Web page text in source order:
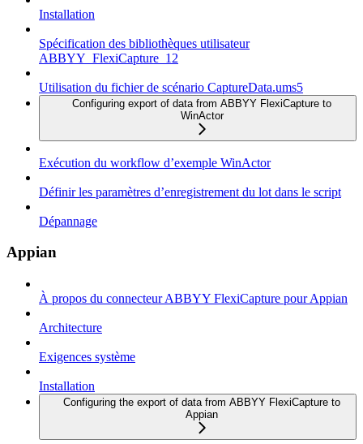
Installation
Spécification des bibliothèques utilisateur
ABBYY_FlexiCapture_12
Utilisation du fichier de scénario CaptureData.ums5
Configuring export of data from ABBYY FlexiCapture to
WinActor
Exécution du workflow d’exemple WinActor
Définir les paramètres d’enregistrement du lot dans le script
Dépannage
Appian
À propos du connecteur ABBYY FlexiCapture pour Appian
Architecture
Exigences système
Installation
Configuring the export of data from ABBYY FlexiCapture to
Appian